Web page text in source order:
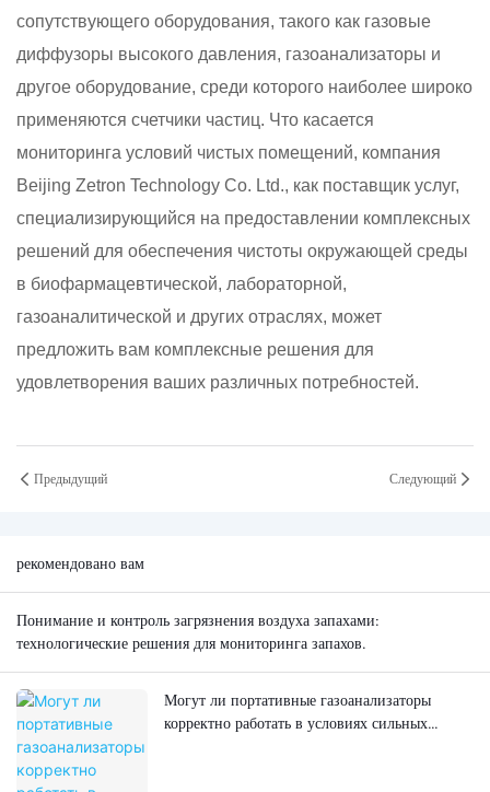
сопутствующего оборудования, такого как газовые
диффузоры высокого давления, газоанализаторы и
другое оборудование, среди которого наиболее широко
применяются счетчики частиц. Что касается
мониторинга условий чистых помещений, компания
Beijing Zetron Technology Co. Ltd., как поставщик услуг,
специализирующийся на предоставлении комплексных
решений для обеспечения чистоты окружающей среды
в биофармацевтической, лабораторной,
газоаналитической и других отраслях, может
предложить вам комплексные решения для
удовлетворения ваших различных потребностей.
Предыдущий Следующий
рекомендовано вам
Понимание и контроль загрязнения воздуха запахами:
технологические решения для мониторинга запахов.
Могут ли портативные газоанализаторы
корректно работать в условиях сильных